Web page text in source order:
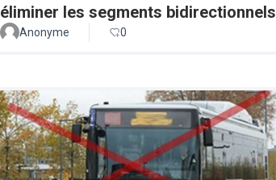
éliminer les segments bidirectionnels
Anonyme 0